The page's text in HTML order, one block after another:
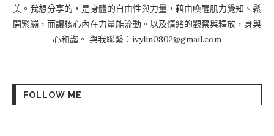
美。我想分享的，是身體的自由性與力量，藉由喚醒肌力覺知、鬆
開緊繃，而讓核心內在力量能流動。以及情緒的觀察與釋放，身與
心和諧。 與我聯繫：ivylin0802@gmail.com
FOLLOW ME